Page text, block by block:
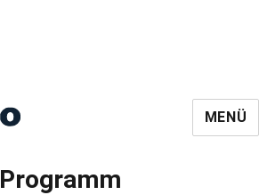
MENÜ
Programm